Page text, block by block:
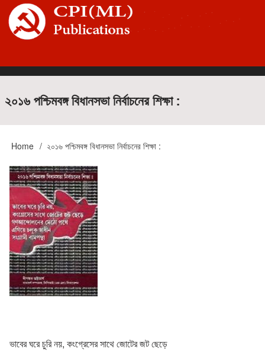
Skip
main
Main
navigation
২০১৬ পশ্চিমবঙ্গ বিধানসভা নির্বাচনের শিক্ষা :
Breadcrumb
Home ২০১৬ পশ্চিমবঙ্গ বিধানসভা নির্বাচনের শিক্ষা :
ভাবের ঘরে চুরি নয়, কংগ্রেসের সাথে জোটের জট ছেড়ে